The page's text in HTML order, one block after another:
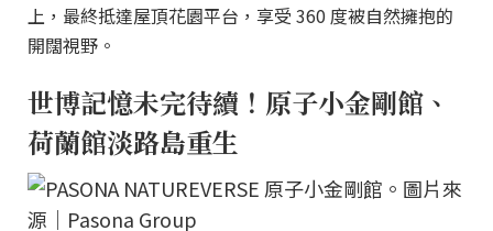
上，最終抵達屋頂花園平台，享受 360 度被自然擁抱的
開闊視野。
世博記憶未完待續！原子小金剛館、
荷蘭館淡路島重生